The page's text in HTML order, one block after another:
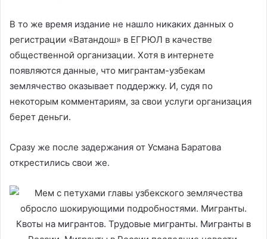
В то же время издание не нашло никаких данных о
регистрации «Ватандош» в ЕГРЮЛ в качестве
общественной организации. Хотя в интернете
появляются данные, что мигрантам-узбекам
землячество оказывает поддержку. И, судя по
некоторым комментариям, за свои услуги организация
берет деньги.
Сразу же после задержания от Усмана Баратова
открестились свои же.